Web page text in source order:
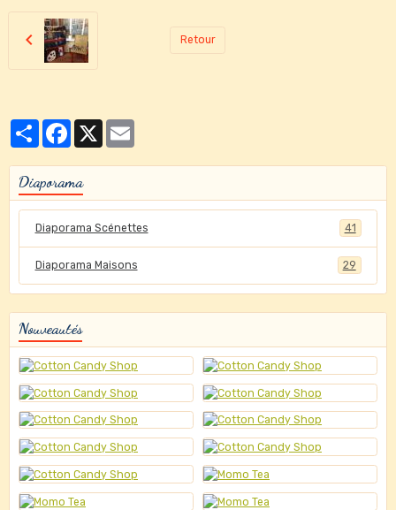
Retour
PartagerFacebook
X
Diaporama
Diaporama Scénettes 41
Diaporama Maisons 29
Nouveautés